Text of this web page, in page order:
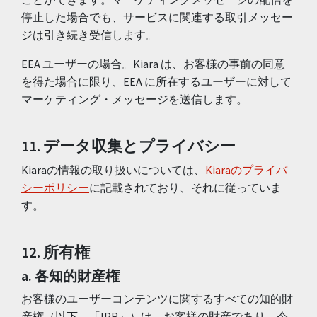
停止した場合でも、サービスに関連する取引メッセー
ジは引き続き受信します。
EEA ユーザーの場合。Kiara は、お客様の事前の同意
を得た場合に限り、EEA に所在するユーザーに対して
マーケティング・メッセージを送信します。
11. データ収集とプライバシー
Kiaraの情報の取り扱いについては、 Kiaraのプライバ
シーポリシーに記載されており、それに従っていま
す。
12. 所有権
a. 各知的財産権
お客様のユーザーコンテンツに関するすべての知的財